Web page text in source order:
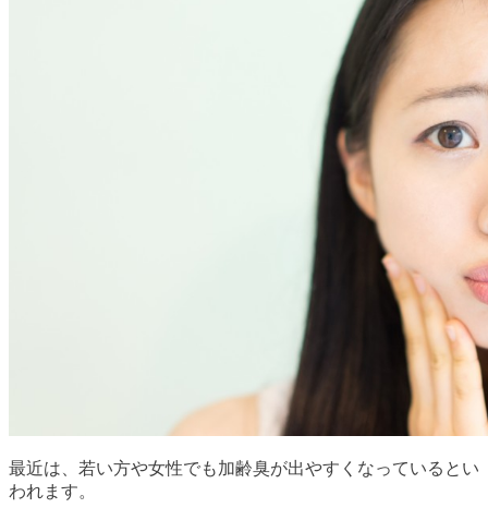
最近は、若い方や女性でも加齢臭が出やすくなっているとい
われます。